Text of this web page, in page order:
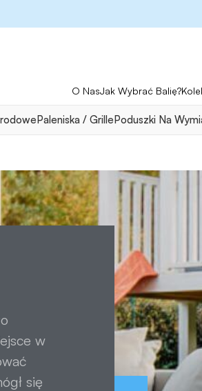
O NasJak Wybrać Balię?
Paleniska / GrillePoduszki Na
w
się